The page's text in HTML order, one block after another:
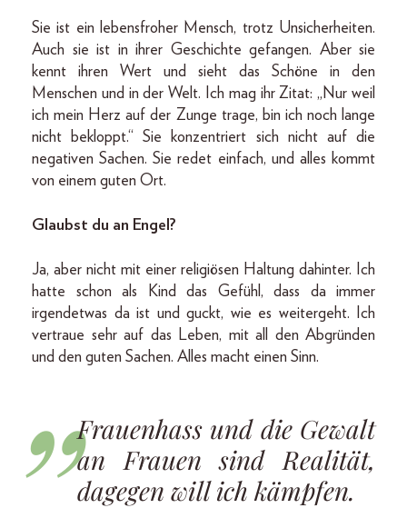
Sie ist ein lebensfroher Mensch, trotz Unsicherheiten.
Auch sie ist in ihrer Geschichte gefangen. Aber sie
kennt ihren Wert und sieht das Schöne in den
Menschen und in der Welt. Ich mag ihr Zitat: „Nur weil
ich mein Herz auf der Zunge trage, bin ich noch lange
nicht bekloppt.“ Sie konzentriert sich nicht auf die
negativen Sachen. Sie redet einfach, und alles kommt
von einem guten Ort.
Glaubst du an Engel?
Ja, aber nicht mit einer religiösen Haltung dahinter. Ich
hatte schon als Kind das Gefühl, dass da immer
irgendetwas da ist und guckt, wie es weitergeht. Ich
vertraue sehr auf das Leben, mit all den Abgründen
und den guten Sachen. Alles macht einen Sinn.
Frauenhass und die Gewalt
an Frauen sind Realität,
dagegen will ich kämpfen.